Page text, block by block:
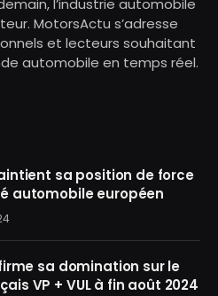
l’industrie automobile
MotorsActu s’adresse
et lecteurs souhaitant
automobile en temps réel.
sa position de force
automobile européen
sa domination sur le
VP + VUL à fin août 2024